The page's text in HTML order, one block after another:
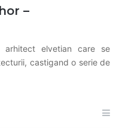
–
arhitect elvetian care se
castigand o serie de